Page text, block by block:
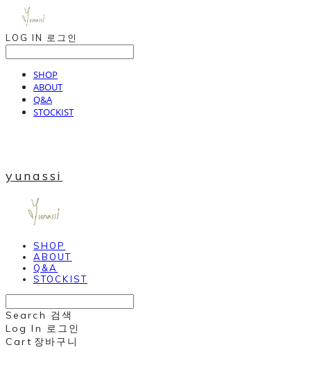
LOG IN 로그인
SHOP
ABOUT
Q&A
STOCKIST
yunassi
SHOP
ABOUT
Q&A
STOCKIST
Search 검색
Log In 로그인
Cart 장바구니